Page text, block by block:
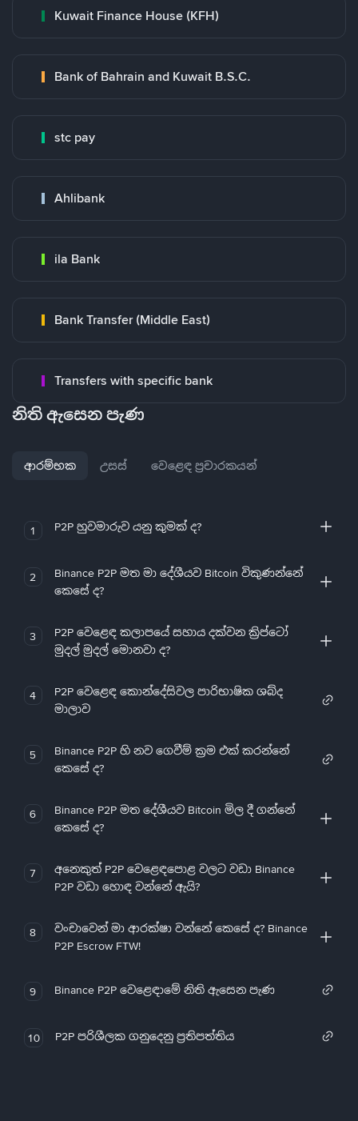
Kuwait Finance House (KFH)
Bank of Bahrain and Kuwait B.S.C.
stc pay
Ahlibank
ila Bank
Bank Transfer (Middle East)
Transfers with specific bank
නිති ඇසෙන පැණ
ආරම්භක උසස් වෙළෙඳ ප්‍රචාරකයන්
1 P2P හුවමාරුව යනු කුමක් ද?
2
Binance P2P මත මා දේශීයව Bitcoin විකුණන්නේ
කෙසේ ද?
3
P2P වෙළෙඳ කලාපයේ සහාය දක්වන ක්‍රිප්ටෝ
මුදල් මුදල් මොනවා ද?
4
P2P වෙළෙඳ කොන්දේසිවල පාරිභාෂික ශබ්ද
මාලාව
5
Binance P2P හි නව ගෙවීම් ක්‍රම එක් කරන්නේ
කෙසේ ද?
6
Binance P2P මත දේශීයව Bitcoin මිල දී ගන්නේ
කෙසේ ද?
7
අනෙකුත් P2P වෙළෙඳපොළ වලට වඩා Binance
P2P වඩා හොඳ වන්නේ ඇයි?
8
වංචාවෙන් මා ආරක්ෂා වන්නේ කෙසේ ද? Binance
P2P Escrow FTW!
9 Binance P2P වෙළෙඳාමේ නිති ඇසෙන පැණ
10 P2P පරිශීලක ගනුදෙනු ප්‍රතිපත්තිය